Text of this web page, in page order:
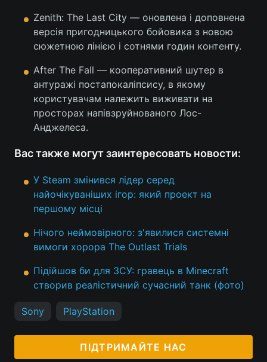
Zenith: The Last City — оновлена і доповнена
версія пригодницького бойовика з новою
сюжетною лінією і сотнями годин контенту.
After The Fall — кооперативний шутер в
антуражі постапокаліпсису, в якому
користувачам належить виживати на
просторах напівзруйнованого Лос-
Анджелеса.
Вас также могут заинтересовать новости:
У Steam змінився лідер серед
найочікуваніших ігор: який проект на
першому місці
Нічого неймовірного: з'явилися системні
вимоги хорора The Outlast Trials
Підійшов би для ЗСУ: гравець в Minecraft
створив реалістичний сучасний танк (фото)
Sony PlayStation
ПІДТРИМАЙТЕ НАС